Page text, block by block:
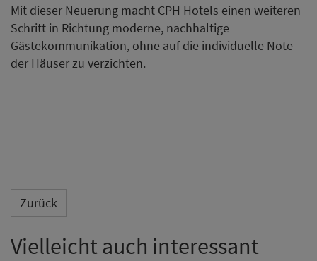
Mit dieser Neuerung macht CPH Hotels einen weiteren
Schritt in Richtung moderne, nachhaltige
Gästekommunikation, ohne auf die individuelle Note
der Häuser zu verzichten.
Zurück
Vielleicht auch interessant